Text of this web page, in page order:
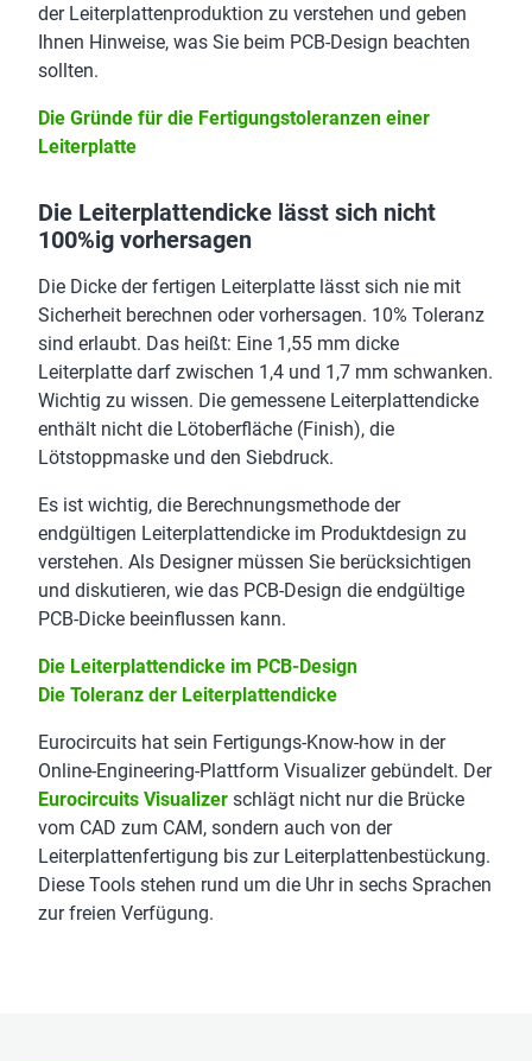
der Leiterplattenproduktion zu verstehen und geben
Ihnen Hinweise, was Sie beim PCB-Design beachten
sollten.
Die Gründe für die Fertigungstoleranzen einer
Leiterplatte
Die Leiterplattendicke lässt sich nicht
100%ig vorhersagen
Die Dicke der fertigen Leiterplatte lässt sich nie mit
Sicherheit berechnen oder vorhersagen. 10% Toleranz
sind erlaubt. Das heißt: Eine 1,55 mm dicke
Leiterplatte darf zwischen 1,4 und 1,7 mm schwanken.
Wichtig zu wissen. Die gemessene Leiterplattendicke
enthält nicht die Lötoberfläche (Finish), die
Lötstoppmaske und den Siebdruck.
Es ist wichtig, die Berechnungsmethode der
endgültigen Leiterplattendicke im Produktdesign zu
verstehen. Als Designer müssen Sie berücksichtigen
und diskutieren, wie das PCB-Design die endgültige
PCB-Dicke beeinflussen kann.
Die Leiterplattendicke im PCB-Design
Die Toleranz der Leiterplattendicke
Eurocircuits hat sein Fertigungs-Know-how in der
Online-Engineering-Plattform Visualizer gebündelt. Der
Eurocircuits Visualizer schlägt nicht nur die Brücke
vom CAD zum CAM, sondern auch von der
Leiterplattenfertigung bis zur Leiterplattenbestückung.
Diese Tools stehen rund um die Uhr in sechs Sprachen
zur freien Verfügung.